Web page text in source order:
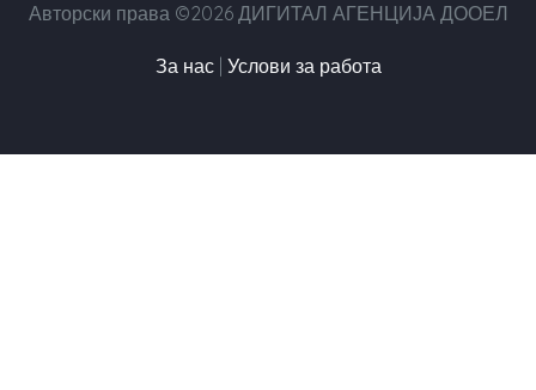
Авторски права ©2026 ДИГИТАЛ АГЕНЦИЈА ДООЕЛ
За нас| Услови за работа